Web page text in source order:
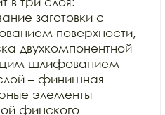
заготовки с
поверхности,
двухкомпонентной
шлифованием
– финишная
элементы
финского